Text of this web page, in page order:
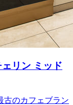
リン ミッド
古のカフェブラン